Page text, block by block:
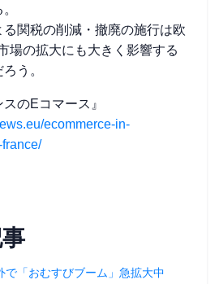
関税の削減・撤廃の施行は欧
場の拡大にも大きく影響する
う。
のEコマース』
ecommerce-in-
で「おむすびブーム」急拡大中